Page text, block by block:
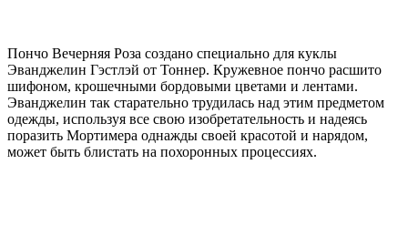
Пончо Вечерняя Роза создано специально для куклы
Эванджелин Гэстлэй от Тоннер. Кружевное пончо расшито
шифоном, крошечными бордовыми цветами и лентами.
Эванджелин так старательно трудилась над этим предметом
одежды, используя все свою изобретательность и надеясь
поразить Мортимера однажды своей красотой и нарядом,
может быть блистать на похоронных процессиях.